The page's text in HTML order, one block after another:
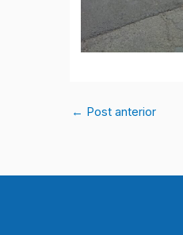
← Post anterior